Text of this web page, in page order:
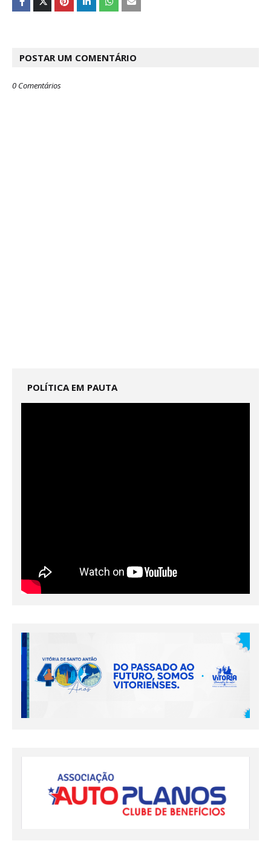
POSTAR UM COMENTÁRIO
0 Comentários
POLÍTICA EM PAUTA